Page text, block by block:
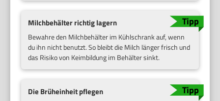
Milchbehälter richtig lagern
Bewahre den Milchbehälter im Kühlschrank auf, wenn
du ihn nicht benutzt. So bleibt die Milch länger frisch und
das Risiko von Keimbildung im Behälter sinkt.
Die Brüheinheit pflegen